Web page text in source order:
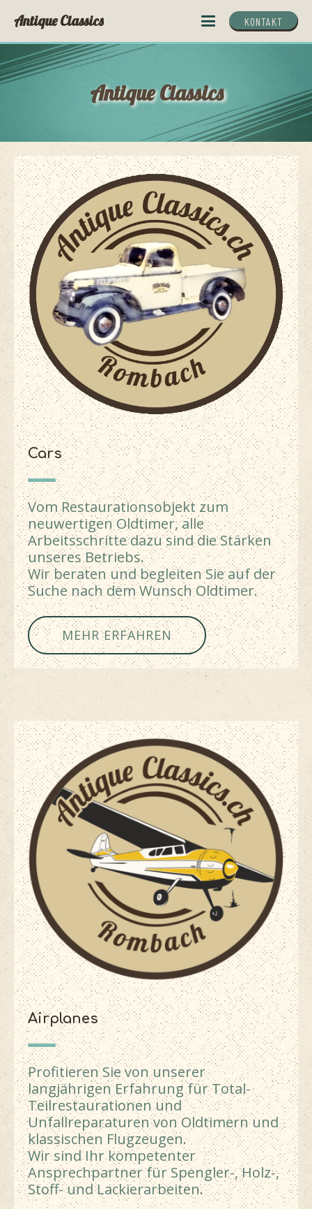
Antique Classics KONTAKT
Antique Classics
Cars
Vom Restaurationsobjekt zum
neuwertigen Oldtimer, alle
Arbeitsschritte dazu sind die Stärken
unseres Betriebs.
Wir beraten und begleiten Sie auf der
Suche nach dem Wunsch Oldtimer.
MEHR ERFAHREN
Airplanes
Profitieren Sie von unserer
langjährigen Erfahrung für Total-
Teilrestaurationen und
Unfallreparaturen von Oldtimern und
klassischen Flugzeugen.
Wir sind Ihr kompetenter
Ansprechpartner für Spengler-, Holz-,
Stoff- und Lackierarbeiten.